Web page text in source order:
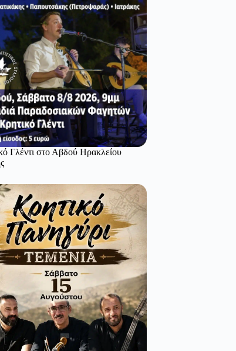
Γλέντι στο Αβδού Ηρακλείου